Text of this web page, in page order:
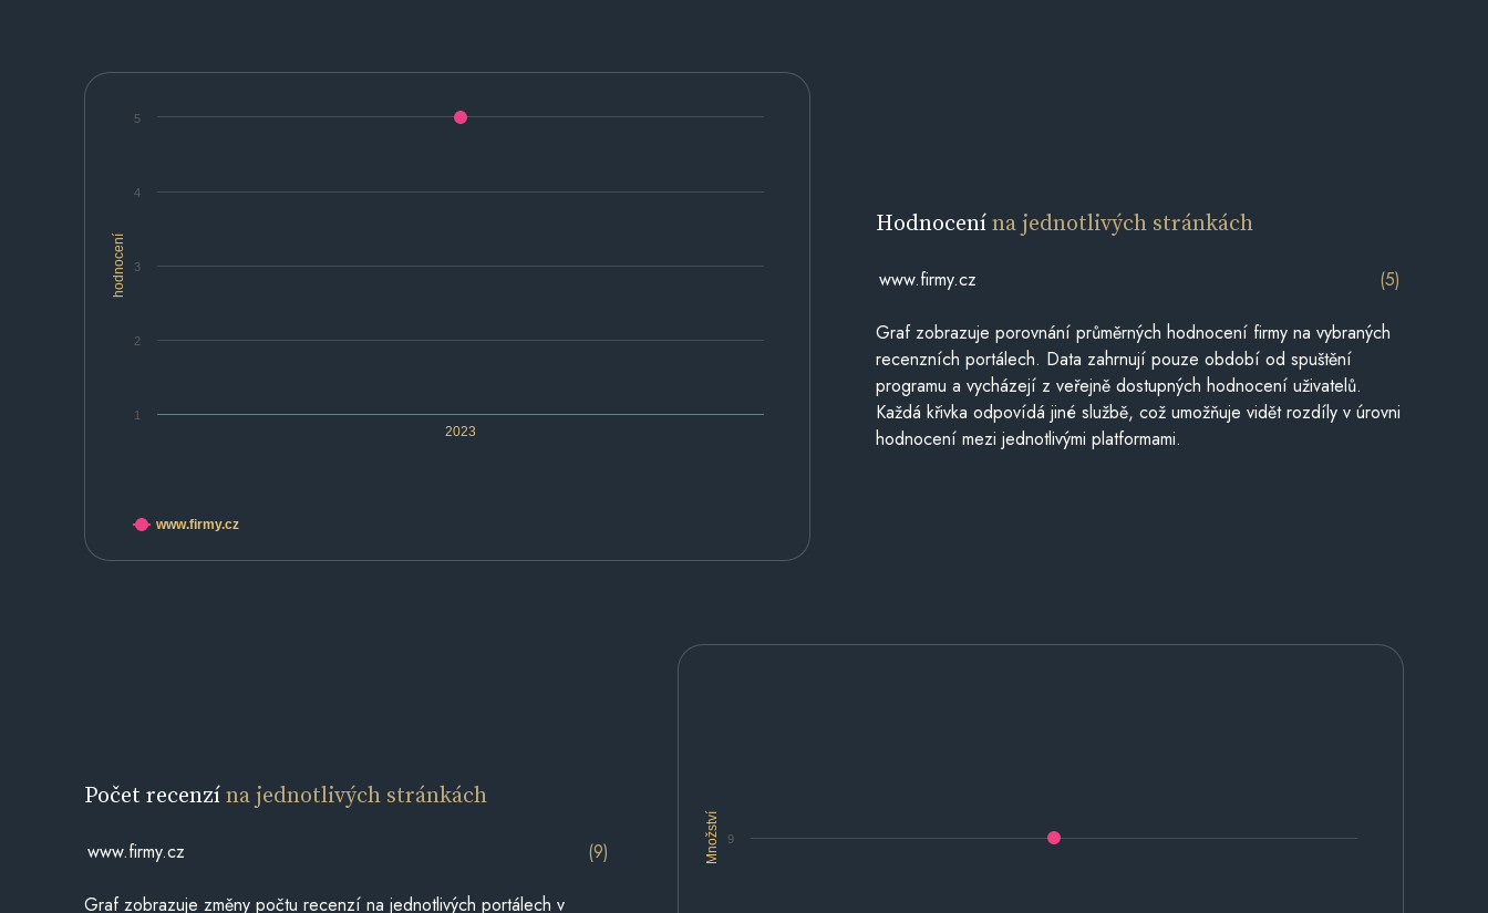
hodnocení
2023
1
2
3
4
5
www.firmy.cz
Hodnocenína jednotlivých stránkách
www.firmy.cz (5)
Graf zobrazuje porovnání průměrných hodnocení firmy na vybraných
recenzních portálech. Data zahrnují pouze období od spuštění
programu a vycházejí z veřejně dostupných hodnocení uživatelů.
Každá křivka odpovídá jiné službě, což umožňuje vidět rozdíly v úrovni
hodnocení mezi jednotlivými platformami.
Množství 9
Počet recenzína jednotlivých stránkách
www.firmy.cz (9)
Graf zobrazuje změny počtu recenzí na jednotlivých portálech v